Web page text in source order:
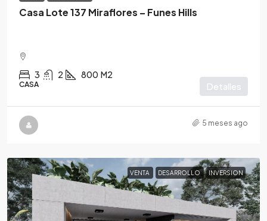
Casa Lote 137 Miraflores – Funes Hills
3 2 800 M2
CASA Detalles
5 meses ago
VENTA DESARROLLO INVERSION